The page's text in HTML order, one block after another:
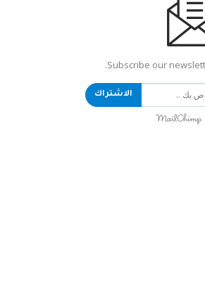
Subscribe our
الاشتراك